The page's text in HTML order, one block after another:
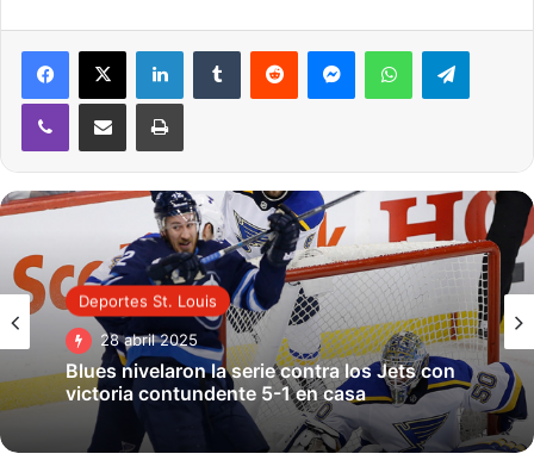
«Como club, no podemos estar más emocionados de
nombrar a Steve Trittschuh como entrenador,» dijo el
Presidente de la Franquicia
años y el cronometraje en ambos lados finalmente se
alineó. Es alguién que conoce nuestra ciudad, habiendo
nacido y criado aquí, y está excelentemente calificado para
liderar el Saint Louis FC en el Campeonato USL. Dados los
recursos de nuestro club, creemos que es la persona ideal
para liderar nuestro equipo en el 2020 y más allá.»
TALENTO Y EXPERIENCIA
LinkedInTumblr Reddit MessengerWhatsApp
Viber Compartir por correo electrónicoImprimir
Deportes St. Louis
28 abril 2025
Blues nivelaron la serie contra los Jets con
victoria contundente 5-1 en casa